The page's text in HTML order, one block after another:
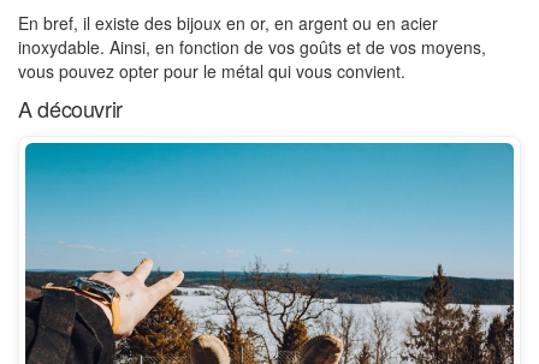
En bref, il existe des bijoux en or, en argent ou en acier
inoxydable. Ainsi, en fonction de vos goûts et de vos moyens,
vous pouvez opter pour le métal qui vous convient.
A découvrir